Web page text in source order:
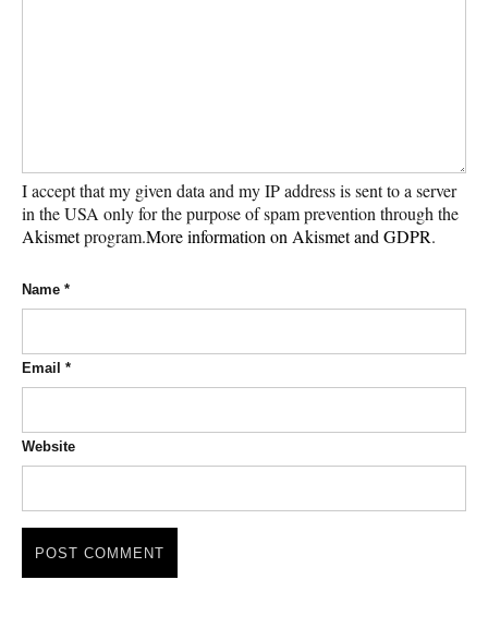
I accept that my given data and my IP address is sent to a server
in the USA only for the purpose of spam prevention through the
Akismetprogram.More information on Akismet and GDPR.
Name *
Email *
Website